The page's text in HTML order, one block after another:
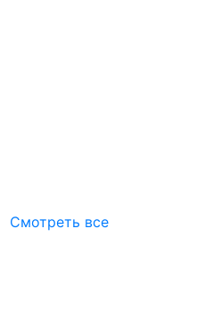
Смотреть все